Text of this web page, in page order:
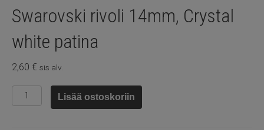
Swarovski rivoli 14mm, Crystal
white patina
2,60 € sis alv.
Swarovski
rivoli
Lisää ostoskoriin